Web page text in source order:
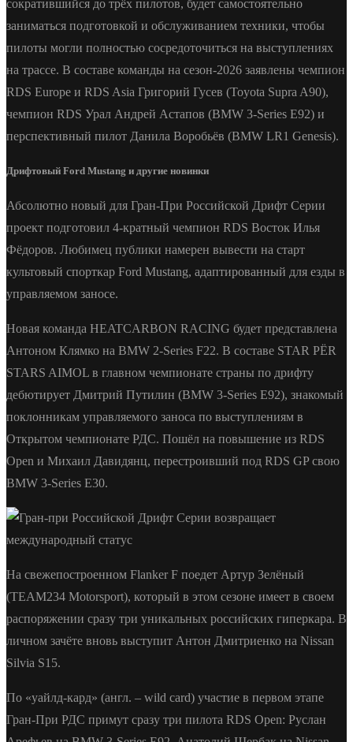
сократившийся до трёх пилотов, будет самостоятельно
заниматься подготовкой и обслуживанием техники, чтобы
пилоты могли полностью сосредоточиться на выступлениях
на трассе. В составе команды на сезон-2026 заявлены чемпион
RDS Europe и RDS Asia Григорий Гусев (Toyota Supra A90),
чемпион RDS Урал Андрей Астапов (BMW 3-Series E92) и
перспективный пилот Данила Воробьёв (BMW LR1 Genesis).
Дрифтовый Ford Mustang и другие новинки
Абсолютно новый для Гран-При Российской Дрифт Серии
проект подготовил 4-кратный чемпион RDS Восток Илья
Фёдоров. Любимец публики намерен вывести на старт
культовый спорткар Ford Mustang, адаптированный для езды в
управляемом заносе.
Новая команда HEATCARBON RACING будет представлена
Антоном Клямко на BMW 2-Series F22. В составе STAR PЁR
STARS AIMOL в главном чемпионате страны по дрифту
дебютирует Дмитрий Путилин (BMW 3-Series E92), знакомый
поклонникам управляемого заноса по выступлениям в
Открытом чемпионате РДС. Пошёл на повышение из RDS
Open и Михаил Давидянц, перестроивший под RDS GP свою
BMW 3-Series E30.
На свежепостроенном Flanker F поедет Артур Зелёный
(TEAM234 Motorsport), который в этом сезоне имеет в своем
распоряжении сразу три уникальных российских гиперкара. В
личном зачёте вновь выступит Антон Дмитриенко на Nissan
Silvia S15.
По «уайлд-кард» (англ. – wild card) участие в первом этапе
Гран-При РДС примут сразу три пилота RDS Open: Руслан